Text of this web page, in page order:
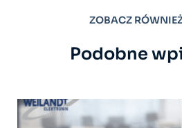
ZOBACZ
Podobne